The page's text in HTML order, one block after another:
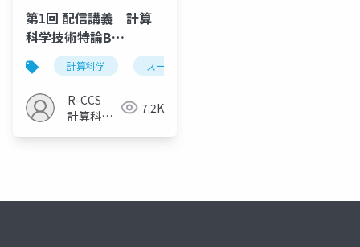
第1回 配信講義 計算
科学技術特論B
（2024）計算科学 スーパーコンピュータ
R-CCS
計算科学
7.2K